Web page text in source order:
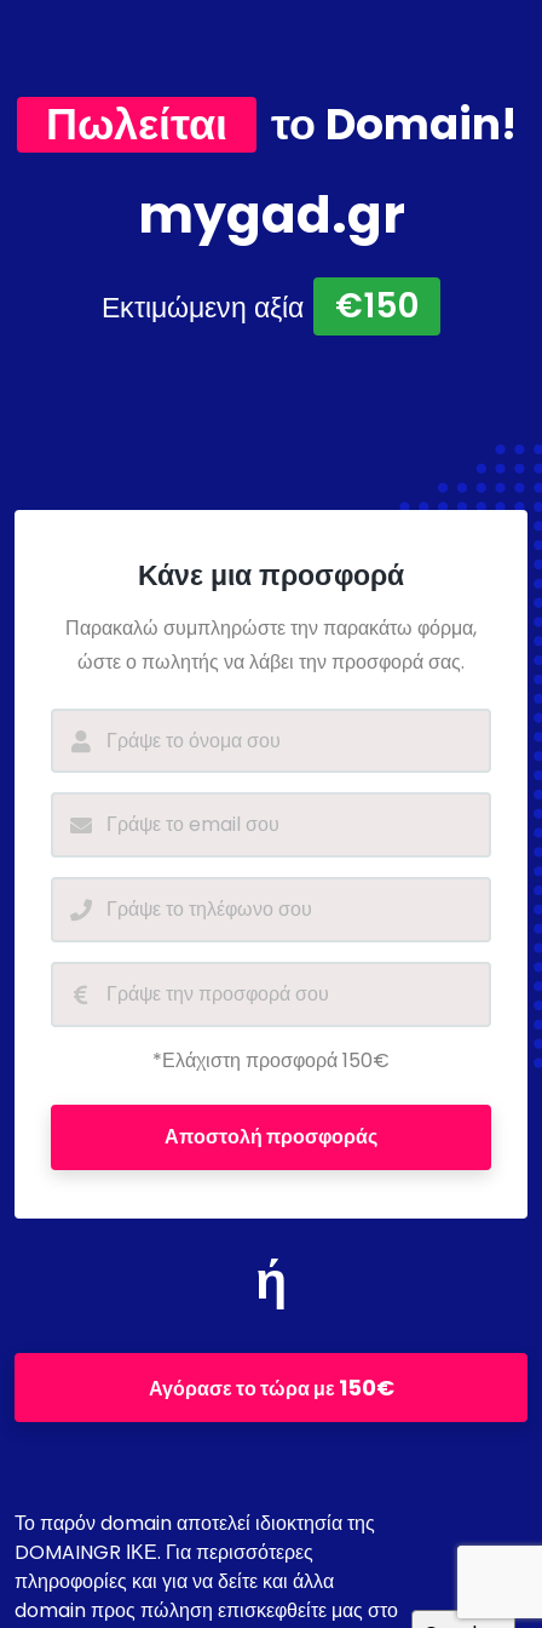
Πωλείται το Domain!
mygad.gr
Εκτιμώμενη αξία €150
Κάνε μια προσφορά
Παρακαλώ συμπληρώστε την παρακάτω φόρμα,
ώστε ο πωλητής να λάβει την προσφορά σας.
*Ελάχιστη προσφορά 150€
Αποστολή προσφοράς
ή
Αγόρασε το τώρα με150€
Το παρόν domain αποτελεί ιδιοκτησία της
DOMAINGR ΙΚΕ. Για περισσότερες
πληροφορίες και για να δείτε και άλλα
domain προς πώληση επισκεφθείτε μας στο